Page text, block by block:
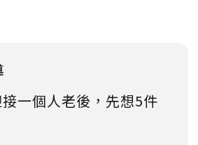
一個人老後，先想5件